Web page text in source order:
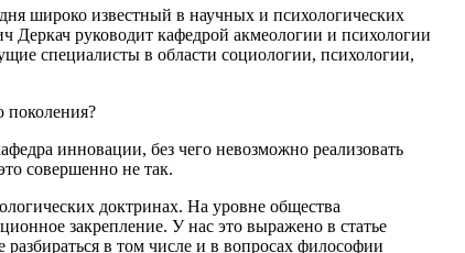
широко известный в научных и психологических
Деркач руководит кафедрой акмеологии и психологии
специалисты в области социологии, психологии,
поколения?
инновации, без чего невозможно реализовать
совершенно не так.
доктринах. На уровне общества
закрепление. У нас это выражено в статье
в том числе и в вопросах философии